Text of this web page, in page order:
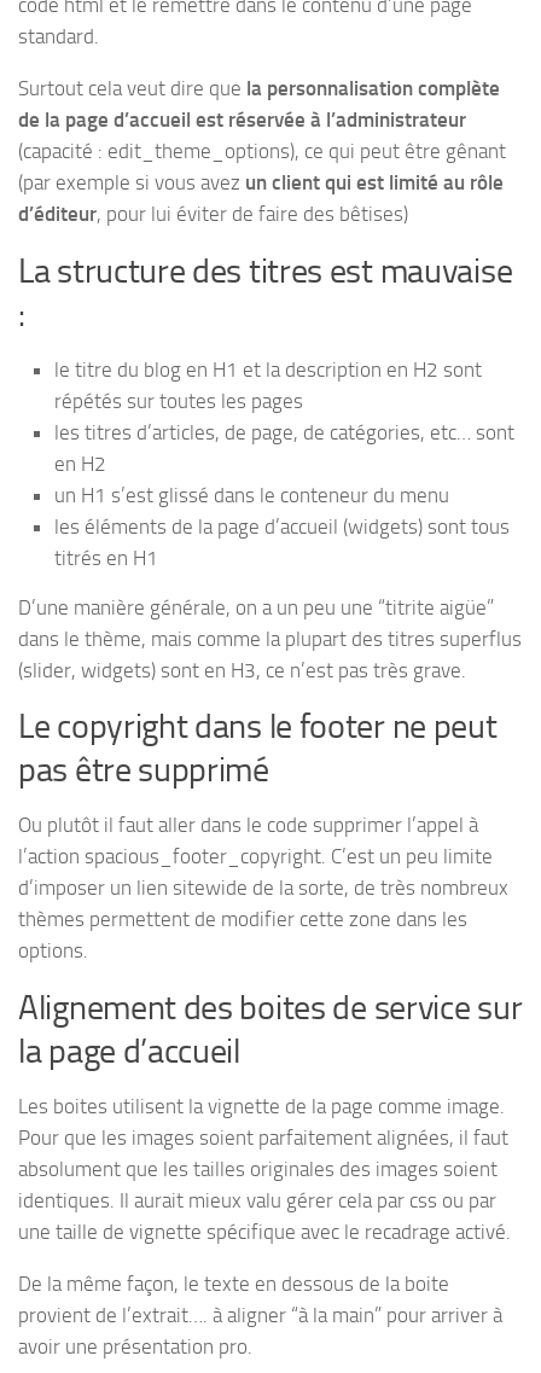
code html et le remettre dans le contenu d’une page
standard.
Surtout cela veut dire que la personnalisation complète
de la page d’accueil est réservée à l’administrateur
(capacité : edit_theme_options), ce qui peut être gênant
(par exemple si vous avez un client qui est limité au rôle
d’éditeur, pour lui éviter de faire des bêtises)
La structure des titres est mauvaise
:
le titre du blog en H1 et la description en H2 sont
répétés sur toutes les pages
les titres d’articles, de page, de catégories, etc… sont
en H2
un H1 s’est glissé dans le conteneur du menu
les éléments de la page d’accueil (widgets) sont tous
titrés en H1
D’une manière générale, on a un peu une “titrite aigüe”
dans le thème, mais comme la plupart des titres superflus
(slider, widgets) sont en H3, ce n’est pas très grave.
Le copyright dans le footer ne peut
pas être supprimé
Ou plutôt il faut aller dans le code supprimer l’appel à
l’action spacious_footer_copyright. C’est un peu limite
d’imposer un lien sitewide de la sorte, de très nombreux
thèmes permettent de modifier cette zone dans les
options.
Alignement des boites de service sur
la page d’accueil
Les boites utilisent la vignette de la page comme image.
Pour que les images soient parfaitement alignées, il faut
absolument que les tailles originales des images soient
identiques. Il aurait mieux valu gérer cela par css ou par
une taille de vignette spécifique avec le recadrage activé.
De la même façon, le texte en dessous de la boite
provient de l’extrait…. à aligner “à la main” pour arriver à
avoir une présentation pro.